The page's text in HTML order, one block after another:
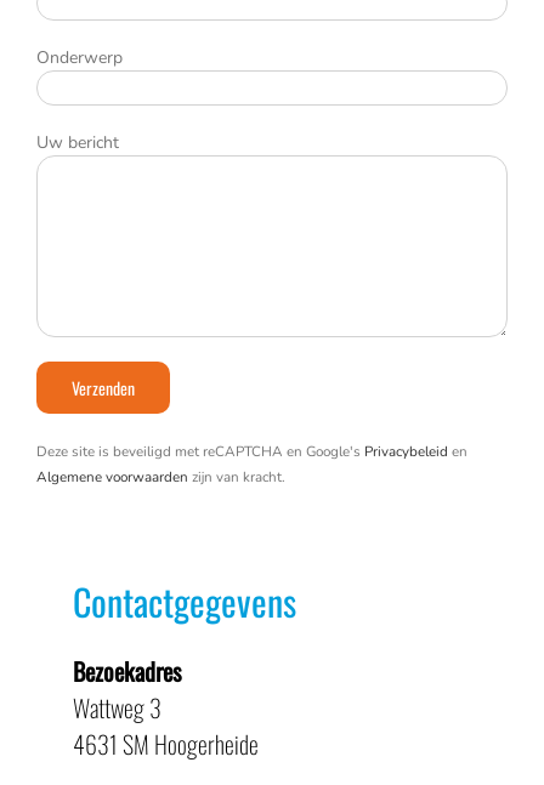
Onderwerp
Uw bericht
Deze site is beveiligd met reCAPTCHA en Google's Privacybeleid en
Algemene voorwaarden zijn van kracht.
Contactgegevens
Bezoekadres
Wattweg 3
4631 SM Hoogerheide